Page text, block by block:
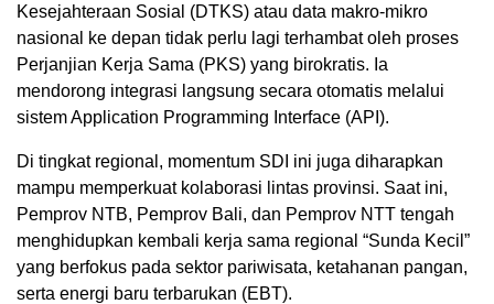
Kesejahteraan Sosial (DTKS) atau data makro-mikro
nasional ke depan tidak perlu lagi terhambat oleh proses
Perjanjian Kerja Sama (PKS) yang birokratis. Ia
mendorong integrasi langsung secara otomatis melalui
sistem Application Programming Interface (API).
​Di tingkat regional, momentum SDI ini juga diharapkan
mampu memperkuat kolaborasi lintas provinsi. Saat ini,
Pemprov NTB, Pemprov Bali, dan Pemprov NTT tengah
menghidupkan kembali kerja sama regional “Sunda Kecil”
yang berfokus pada sektor pariwisata, ketahanan pangan,
serta energi baru terbarukan (EBT).